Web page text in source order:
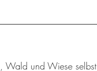
Wald und Wiese selbst